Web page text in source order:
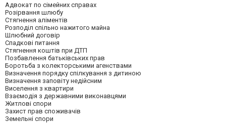
Адвокат по сімейних справах
Розірвання шлюбу
Стягнення аліментів
Розподіл спільно нажитого майна
Шлюбний договір
Спадкові питання
Стягнення коштів при ДТП
Позбавлення батьківських прав
Боротьба з колекторськими агенствами
Визначення порядку спілкування з дитиною
Визначення заповіту недійсним
Виселення з квартири
Взаємодія з державними виконавцями
Житлові спори
Захист прав споживачів
Земельні спори